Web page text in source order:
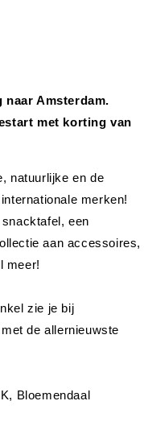
naar Amsterdam.
met korting van
natuurlijke en de
merken!
een
aan accessoires,
meer!
zie je bij
de allernieuwste
Bloemendaal